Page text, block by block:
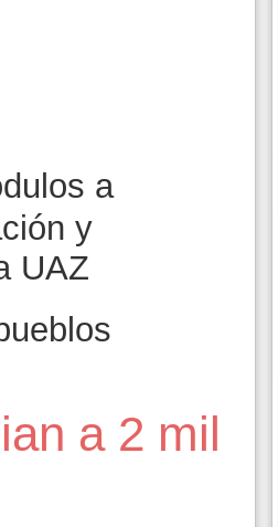
a
y
UAZ
a 2 mil